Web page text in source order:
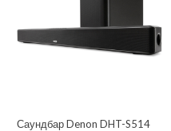
Саундбар Denon DHT-S514